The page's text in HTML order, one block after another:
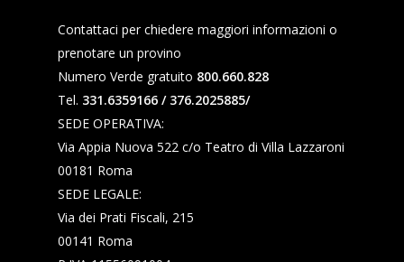
Contattaci per chiedere maggiori informazioni o
prenotare un provino
Numero Verde gratuito 800.660.828
Tel. 331.6359166 / 376.2025885/
SEDE OPERATIVA:
Via Appia Nuova 522 c/o Teatro di Villa Lazzaroni
00181 Roma
SEDE LEGALE:
Via dei Prati Fiscali, 215
00141 Roma